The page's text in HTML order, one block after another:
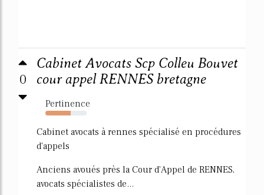
0
Cabinet Avocats Scp Colleu Bouvet
cour appel RENNES bretagne
Pertinence
61%
Cabinet avocats à rennes spécialisé en procédures
d'appels
Anciens avoués près la Cour d'Appel de RENNES,
avocats spécialistes de...